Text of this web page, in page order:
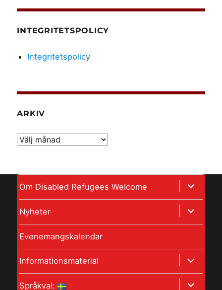
INTEGRITETSPOLICY
Integritetspolicy
ARKIV
Arkiv
Om Disabled Refugees Welcome
expandera
undermeny
Nyheter
expandera
undermeny
Evenemangskalendar
Informationsmaterial
expandera
undermeny
Språkval:
expandera